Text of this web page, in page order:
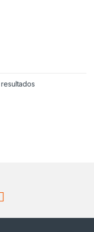
Las opciones se
Ordenado por